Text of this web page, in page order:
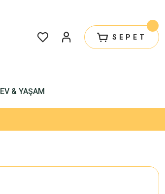
SEPET
EV & YAŞAM